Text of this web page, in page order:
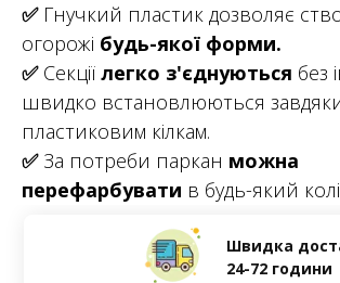
✅Гнучкий пластик дозволяє
огорожі будь-якої форми.
✅Секції легко з'єднуються без
швидко встановлюються
пластиковим кілкам.
✅За потреби паркан можна
перефарбувати в будь-який
Швидка
24-72 години